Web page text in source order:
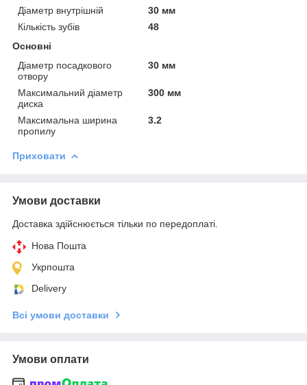
Діаметр внутрішній
30 мм
Кількість зубів
48
Основні
Діаметр посадкового
отвору
30 мм
Максимальний діаметр
диска
300 мм
Максимальна ширина
пропилу
3.2
Приховати
Умови доставки
Доставка здійснюється тільки по передоплаті.
Нова Пошта
Укрпошта
Delivery
Всі умови доставки
Умови оплати